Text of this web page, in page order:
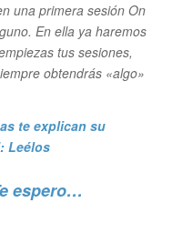
una primera sesión On
En ella ya haremos
tus sesiones,
obtendrás «algo»
te explican su
Leélos
espero…